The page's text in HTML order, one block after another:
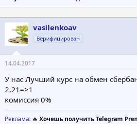
vasilenkoav
Верифицирован
14.04.2017
У нас Лучший курс на обмен
2,21=>1
комиссия 0%
Реклама: 🔥 Хочешь получить Telegram